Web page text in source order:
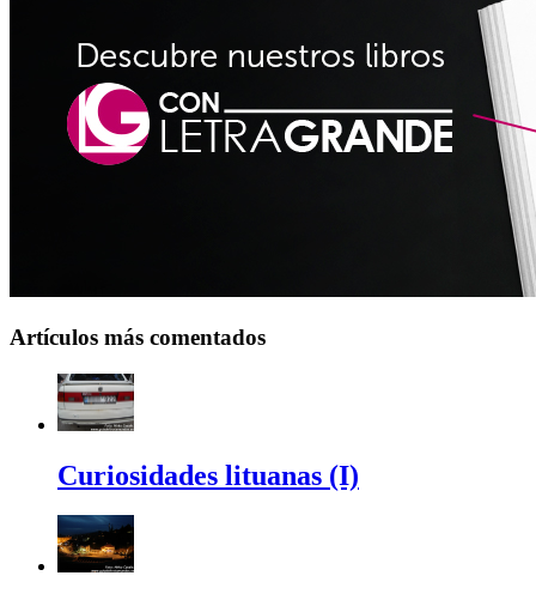
Artículos más comentados
Curiosidades lituanas (I)